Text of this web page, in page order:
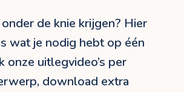
de knie krijgen? Hier
wat je nodig hebt op één
onze uitlegvideo’s per
download extra